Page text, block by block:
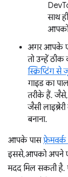
साथ
आपको
अगर आपके
तो उन्हें
स्क्रिप्टिंग
गाइड का
तरीके हैं. जैसे,
जैसी
बनाना.
आपके पास
इससे, आपको अपने
मदद मिल सकती है.